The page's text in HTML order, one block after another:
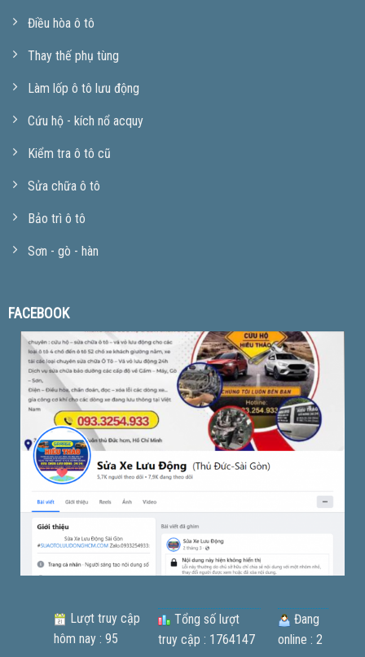
Điều hòa ô tô
Thay thế phụ tùng
Làm lốp ô tô lưu động
Cứu hộ - kích nổ acquy
Kiểm tra ô tô cũ
Sửa chữa ô tô
Bảo trì ô tô
Sơn - gò - hàn
FACEBOOK
Lượt truy cập
hôm nay : 95
Tổng số lượt
truy cập : 1764147
Đang
online : 2